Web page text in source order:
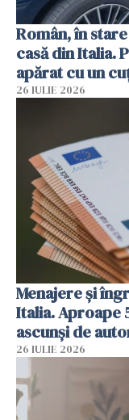
Român, în
casă din Italia.
apărat cu un
26 IULIE 2026
Menajere și
Italia. Aproape
ascunși de
26 IULIE 2026